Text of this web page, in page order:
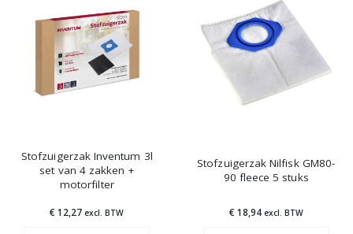
Stofzuigerzak Inventum 3l
set van 4 zakken +
motorfilter
€ 12,27excl. BTW
Stofzuigerzak Nilfisk GM80-
90 fleece 5 stuks
€ 18,94 excl. BTW